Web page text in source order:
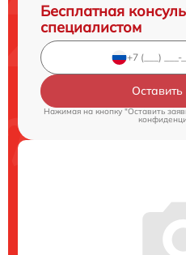
Бесплатная
специалистом
Нажимая на кнопку "Оставить